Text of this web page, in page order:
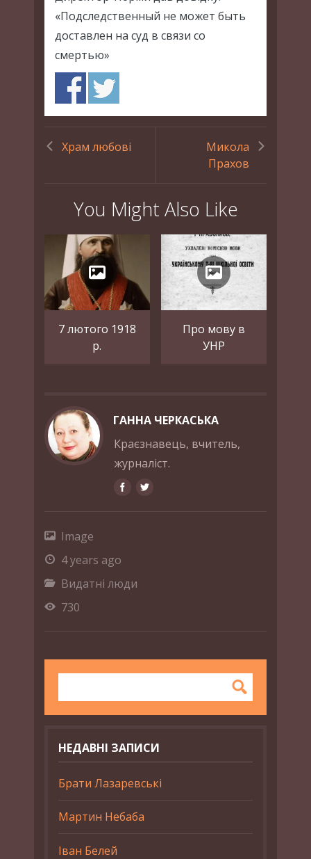
«Подследственный не может быть
доставлен на суд в связи со
смертью»
Храм любові
Микола
Прахов
You Might Also Like
7 лютого 1918
р.
Про мову в
УНР
ГАННА ЧЕРКАСЬКА
Краєзнавець, вчитель,
журналіст.
Image
4 years ago
Видатні люди
730
НЕДАВНІ ЗАПИСИ
Брати Лазаревські
Мартин Небаба
Іван Белей